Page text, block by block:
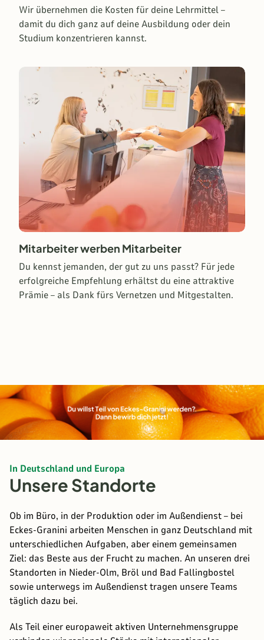
Wir übernehmen die Kosten für deine Lehrmittel –
damit du dich ganz auf deine Ausbildung oder dein
Studium konzentrieren kannst.
Mitarbeiter werben Mitarbeiter
Du kennst jemanden, der gut zu uns passt? Für jede
erfolgreiche Empfehlung erhältst du eine attraktive
Prämie – als Dank fürs Vernetzen und Mitgestalten.
In Deutschland und Europa
Unsere Standorte
Ob im Büro, in der Produktion oder im Außendienst – bei
Eckes-Granini arbeiten Menschen in ganz Deutschland mit
unterschiedlichen Aufgaben, aber einem gemeinsamen
Ziel: das Beste aus der Frucht zu machen. An unseren drei
Standorten in Nieder-Olm, Bröl und Bad Fallingbostel
sowie unterwegs im Außendienst tragen unsere Teams
täglich dazu bei.
Als Teil einer europaweit aktiven Unternehmensgruppe